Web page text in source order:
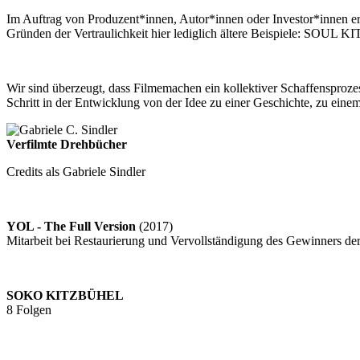
Im Auftrag von Produzent*innen, Autor*innen oder Investor*innen
Gründen der Vertraulichkeit hier lediglich ältere Beispiele: SOUL
Wir sind überzeugt, dass Filmemachen ein kollektiver
Schritt in der Entwicklung von der Idee zu einer Geschichte, zu
Verfilmte Drehbücher
Credits als Gabriele Sindler
YOL - The Full Version (2017)
Mitarbeit bei Restaurierung und Vervollständigung des Gewinners
SOKO KITZBÜHEL
8 Folgen